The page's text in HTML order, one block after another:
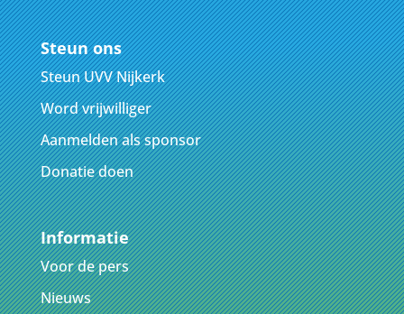
Steun ons
Steun UVV Nijkerk
Word vrijwilliger
Aanmelden als sponsor
Donatie doen
Informatie
Voor de pers
Nieuws